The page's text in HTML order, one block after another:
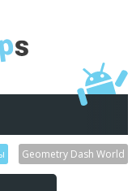
Geometry Dash World